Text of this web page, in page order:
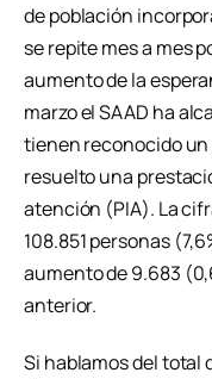
de población
se repite mes a mes
aumento de la
marzo el SAAD ha
tienen reconocido un
resuelto una
atención (PIA). La
108.851 personas
aumento de 9.683
anterior.
Si hablamos del total